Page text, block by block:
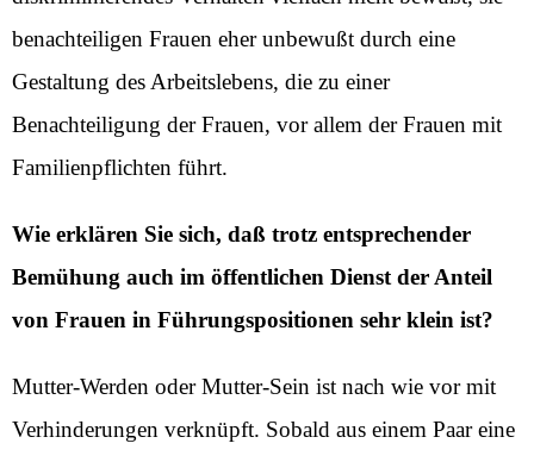
benachteiligen Frauen eher unbewußt durch eine
Gestaltung des Arbeitslebens, die zu einer
Benachteiligung der Frauen, vor allem der Frauen mit
Familienpflichten führt.
Wie erklären Sie sich, daß trotz entsprechender
Bemühung auch im öffentlichen Dienst der Anteil
von Frauen in Führungspositionen sehr klein ist?
Mutter-Werden oder Mutter-Sein ist nach wie vor mit
Verhinderungen verknüpft. Sobald aus einem Paar eine